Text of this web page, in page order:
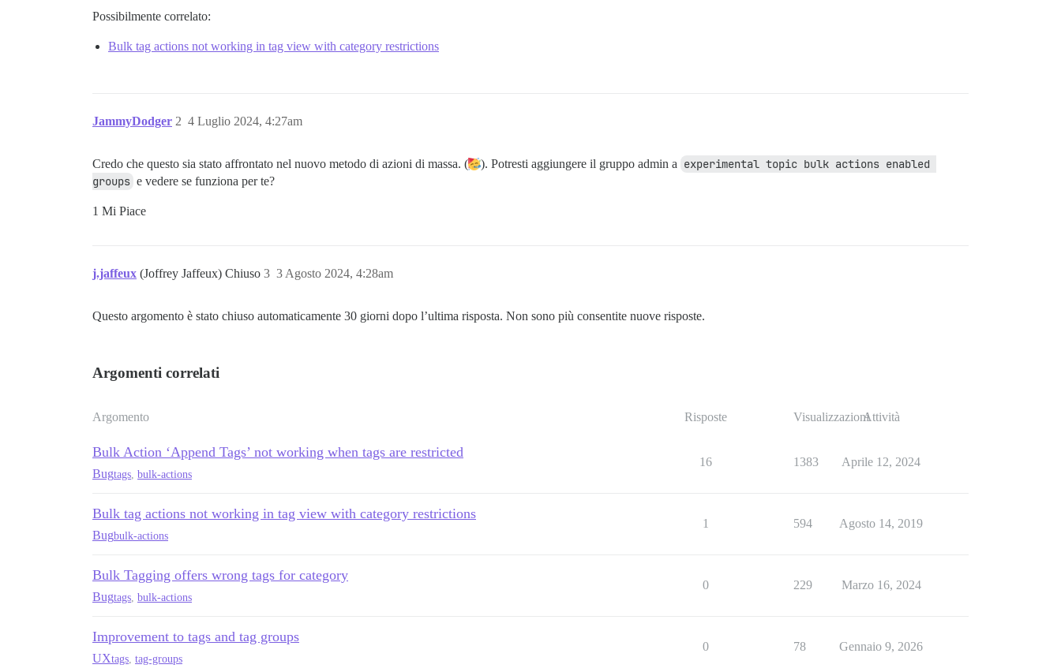
Possibilmente correlato:
Bulk tag actions not working in tag view with category restrictions
JammyDodger 4 Luglio 2024, 4:27am
2
Credo che questo sia stato affrontato nel nuovo metodo di azioni di massa. ( ). Potresti aggiungere il gruppo admin a experimental topic bulk actions enabled
groups e vedere se funziona per te?
1 Mi Piace
j.jaffeux (Joffrey Jaffeux) Chiuso 3 Agosto 2024, 4:28am
3
Questo argomento è stato chiuso automaticamente 30 giorni dopo l’ultima risposta. Non sono più consentite nuove risposte.
Argomenti correlati
Argomento Risposte VisualizzazioniAttività
Bulk Action ‘Append Tags’ not working when tags are restricted
Bugtags bulk-actions
16 1383 Aprile 12, 2024
Bulk tag actions not working in tag view with category restrictions
Bugbulk-actions
1 594 Agosto 14, 2019
Bulk Tagging offers wrong tags for category
Bugtags bulk-actions
0 229 Marzo 16, 2024
Improvement to tags and tag groups
UXtags tag-groups
0 78 Gennaio 9, 2026